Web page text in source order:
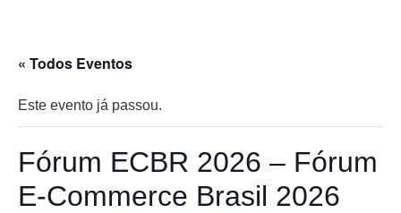
« Todos Eventos
Este evento já passou.
Fórum ECBR 2026 – Fórum
E-Commerce Brasil 2026